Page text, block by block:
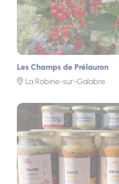
Les Champs de Prélauron
La Robine-sur-Galabre
Photo